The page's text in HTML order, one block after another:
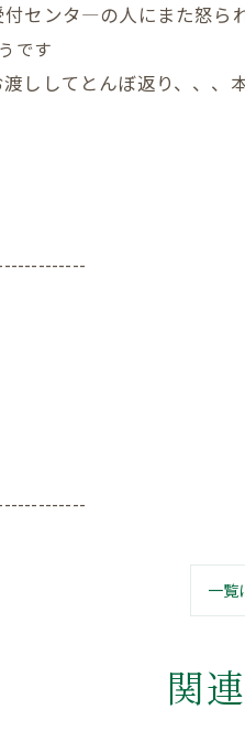
センタ―の人にまた怒ら
です
ししてとんぼ返り、、、
一覧
関